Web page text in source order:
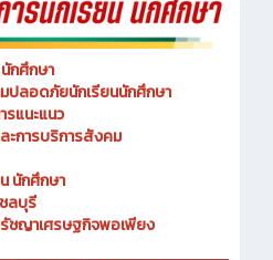
กศึกษา
ปลอดภัยนักเรียนนักศึกษา
รแนะแนว
ะการบริการสังคม
นักศึกษา
ลบุรี
ชญาเศรษฐกิจพอเพียง